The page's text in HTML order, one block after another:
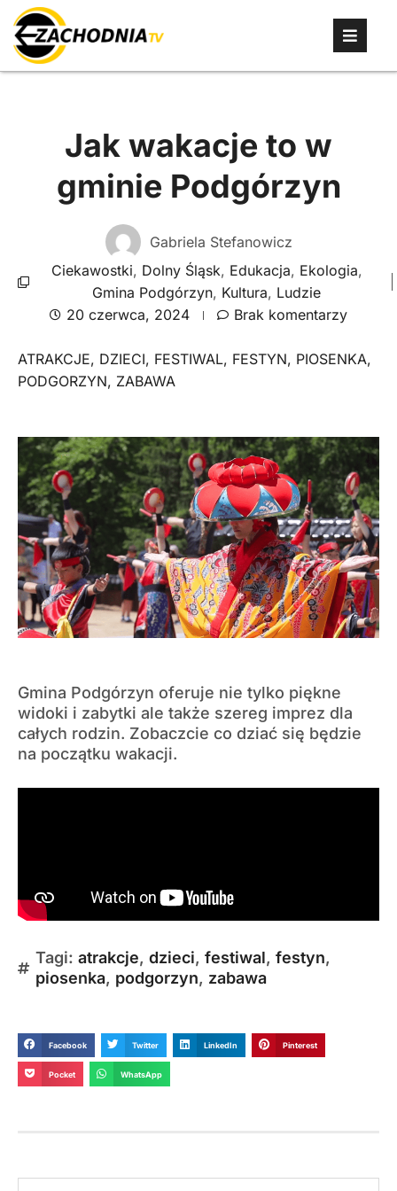
Jak wakacje to w
gminie Podgórzyn
Gabriela Stefanowicz
Ciekawostki, Dolny Śląsk, Edukacja, Ekologia,
Gmina Podgórzyn, Kultura, Ludzie
20 czerwca, 2024
Brak komentarzy
ATRAKCJE, DZIECI, FESTIWAL, FESTYN, PIOSENKA,
PODGORZYN, ZABAWA
Gmina Podgórzyn oferuje nie tylko piękne
widoki i zabytki ale także szereg imprez dla
całych rodzin. Zobaczcie co dziać się będzie
na początku wakacji.
Tagi: atrakcje, dzieci, festiwal, festyn,
piosenka, podgorzyn, zabawa
Facebook Twitter LinkedIn Pinterest
Pocket WhatsApp